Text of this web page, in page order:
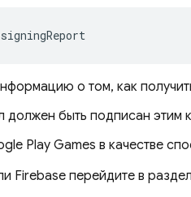
о том, как
должен быть подписан этим
Play Games в качестве
Firebase перейдите в раздел